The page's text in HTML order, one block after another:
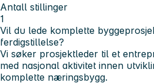
Antall stillinger
1
Vil du lede komplette
ferdigstillelse?
Vi søker prosjektleder til et
med nasjonal aktivitet innen
komplette næringsbygg.